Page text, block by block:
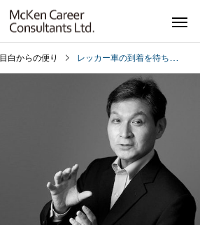
目白からの便り レッカー車の到着を待ちながら考えたこと